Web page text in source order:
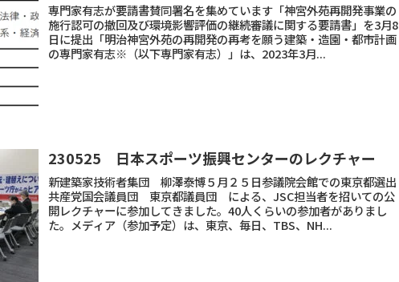
専門家有志が要請書賛同署名を集めています「神宮外苑再開発事業の
施行認可の撤回及び環境影響評価の継続審議に関する要請書」を3月8
日に提出「明治神宮外苑の再開発の再考を願う建築・造園・都市計画
の専門家有志※（以下専門家有志）」は、2023年3月...
230525 日本スポーツ振興センターのレクチャー
新建築家技術者集団 柳澤泰博５月２５日参議院会館での東京都選出
共産党国会議員団 東京都議員団 による、JSC担当者を招いての公
開レクチャーに参加してきました。40人くらいの参加者がありまし
た。メディア（参加予定）は、東京、毎日、TBS、NH...